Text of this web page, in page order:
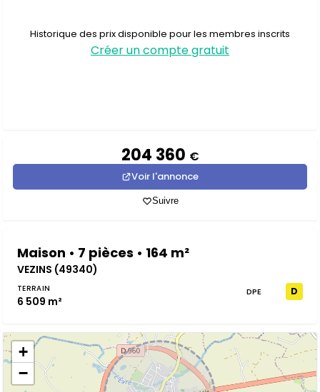
Historique des prix disponible pour les membres inscrits
Créer un compte gratuit
204 360 €
Voir l'annonce
Suivre
Maison • 7 pièces • 164 m²
VEZINS (49340)
TERRAIN
6 509 m²
DPE D
+
−